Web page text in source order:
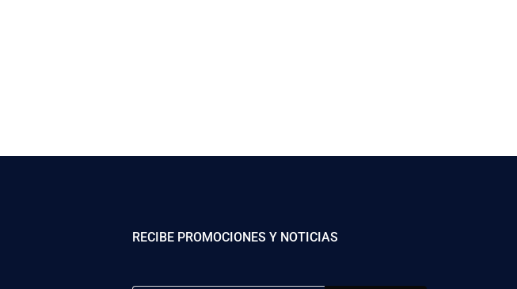
RECIBE PROMOCIONES Y NOTICIAS